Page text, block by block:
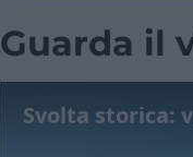
Guarda il
Svolta storica: